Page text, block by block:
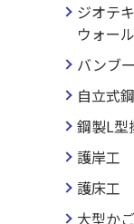
ジオテ
ウォール
バンブ
自立式
鋼製L
護岸工
護床工
大型か